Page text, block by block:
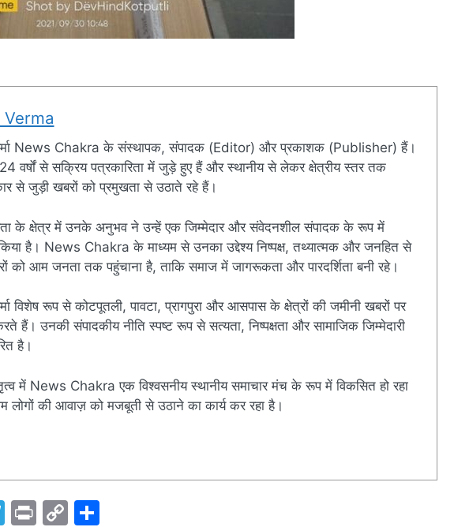
News Chakra के संस्थापक, संपादक (Editor) और प्रकाशक (Publisher) हैं।
वर्षों से सक्रिय पत्रकारिता में जुड़े हुए हैं और स्थानीय से लेकर क्षेत्रीय स्तर तक
से जुड़ी खबरों को प्रमुखता से उठाते रहे हैं।
के क्षेत्र में उनके अनुभव ने उन्हें एक जिम्मेदार और संवेदनशील संपादक के रूप में
है। News Chakra के माध्यम से उनका उद्देश्य निष्पक्ष, तथ्यात्मक और जनहित से
को आम जनता तक पहुंचाना है, ताकि समाज में जागरूकता और पारदर्शिता बनी रहे।
विशेष रूप से कोटपूतली, पावटा, प्रागपुरा और आसपास के क्षेत्रों की जमीनी खबरों पर
हैं। उनकी संपादकीय नीति स्पष्ट रूप से सत्यता, निष्पक्षता और सामाजिक जिम्मेदारी
है।
में News Chakra एक विश्वसनीय स्थानीय समाचार मंच के रूप में विकसित हो रहा
लोगों की आवाज़ को मजबूती से उठाने का कार्य कर रहा है।
T
Pr C